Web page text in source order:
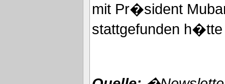
mit Pr�sident
stattgefunden